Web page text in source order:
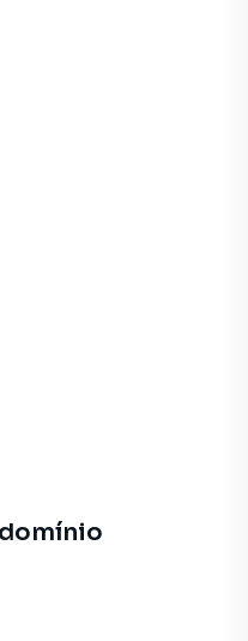
e cozinha